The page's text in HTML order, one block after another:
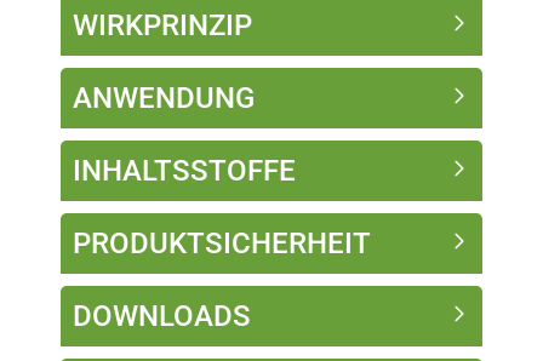
WIRKPRINZIP
ANWENDUNG
INHALTSSTOFFE
PRODUKTSICHERHEIT
DOWNLOADS